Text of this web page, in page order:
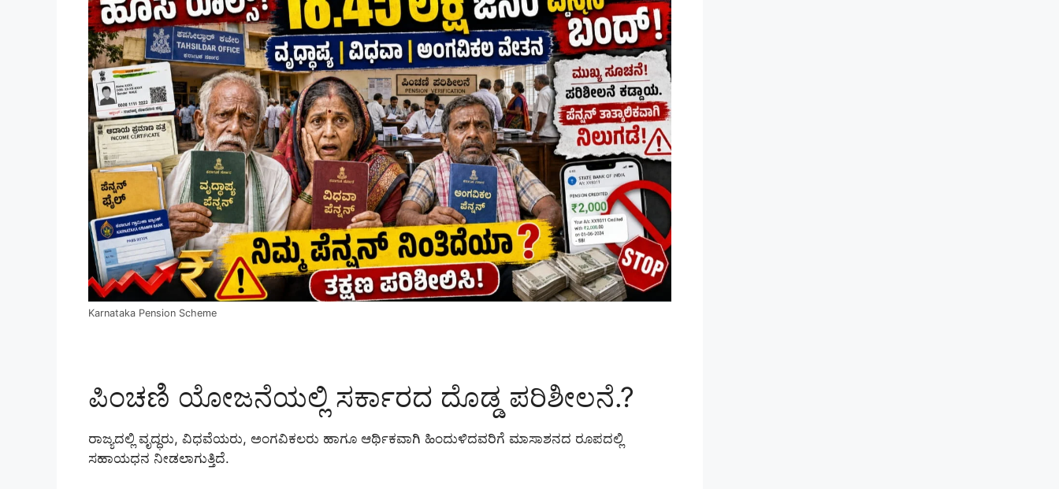
Karnataka Pension Scheme
ಪಿಂಚಣಿ ಯೋಜನೆಯಲ್ಲಿ ಸರ್ಕಾರದ ದೊಡ್ಡ ಪರಿಶೀಲನೆ.?
ರಾಜ್ಯದಲ್ಲಿ ವೃದ್ಧರು, ವಿಧವೆಯರು, ಅಂಗವಿಕಲರು ಹಾಗೂ ಆರ್ಥಿಕವಾಗಿ ಹಿಂದುಳಿದವರಿಗೆ ಮಾಸಾಶನದ ರೂಪದಲ್ಲಿ
ಸಹಾಯಧನ ನೀಡಲಾಗುತ್ತಿದೆ.